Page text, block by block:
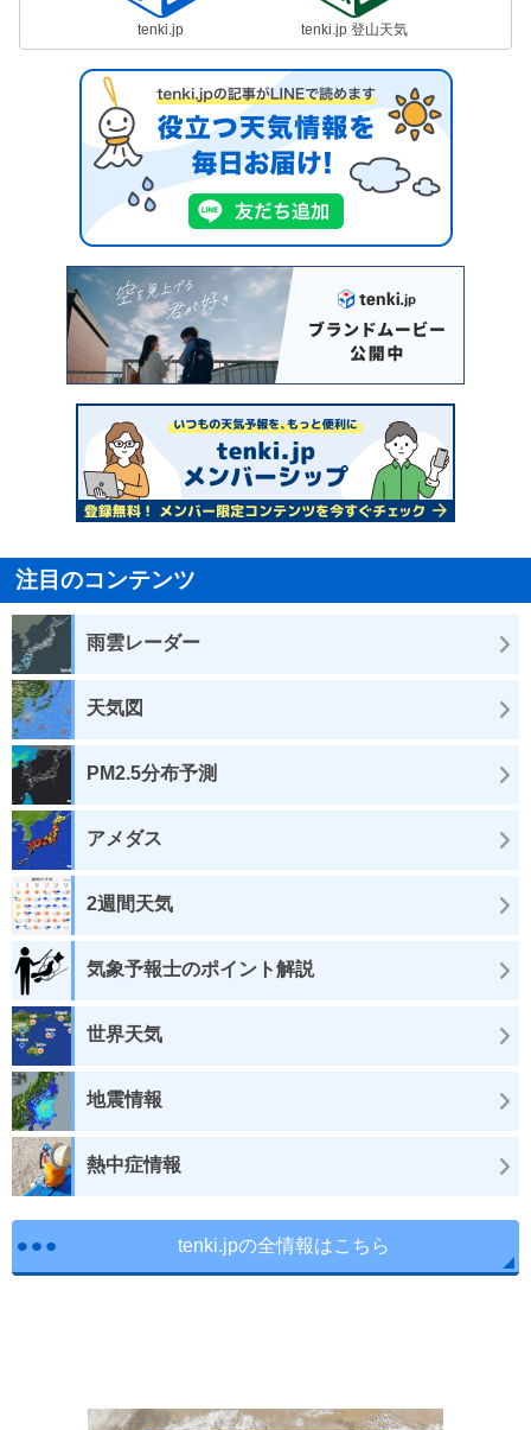
tenki.jp tenki.jp 登山天気
注目のコンテンツ
雨雲レーダー
天気図
PM2.5分布予測
アメダス
2週間天気
気象予報士のポイント解説
世界天気
地震情報
熱中症情報
tenki.jpの全情報はこちら